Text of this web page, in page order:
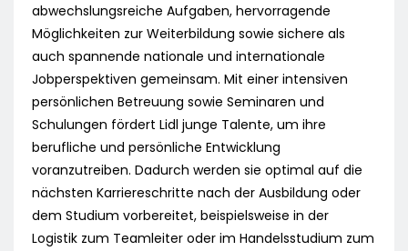
abwechslungsreiche Aufgaben, hervorragende
Möglichkeiten zur Weiterbildung sowie sichere als
auch spannende nationale und internationale
Jobperspektiven gemeinsam. Mit einer intensiven
persönlichen Betreuung sowie Seminaren und
Schulungen fördert Lidl junge Talente, um ihre
berufliche und persönliche Entwicklung
voranzutreiben. Dadurch werden sie optimal auf die
nächsten Karriereschritte nach der Ausbildung oder
dem Studium vorbereitet, beispielsweise in der
Logistik zum Teamleiter oder im Handelsstudium zum